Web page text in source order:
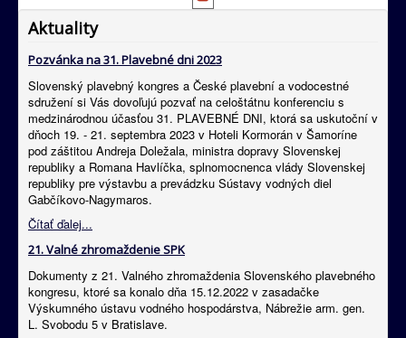
Aktuality
Pozvánka na 31. Plavebné dni 2023
Slovenský plavebný kongres a České plavební a vodocestné
sdružení si Vás dovoľujú pozvať na celoštátnu konferenciu s
medzinárodnou účasťou 31. PLAVEBNÉ DNI, ktorá sa uskutoční v
dňoch 19. - 21. septembra 2023 v Hoteli Kormorán v Šamoríne
pod záštitou Andreja Doležala, ministra dopravy Slovenskej
republiky a Romana Havlíčka, splnomocnenca vlády Slovenskej
republiky pre výstavbu a prevádzku Sústavy vodných diel
Gabčíkovo-Nagymaros.
Čítať ďalej...
21. Valné zhromaždenie SPK
Dokumenty z 21. Valného zhromaždenia Slovenského plavebného
kongresu, ktoré sa konalo dňa 15.12.2022 v zasadačke
Výskumného ústavu vodného hospodárstva, Nábrežie arm. gen.
L. Svobodu 5 v Bratislave.